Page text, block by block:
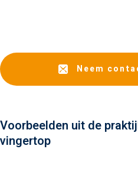
Neem
Voorbeelden uit de
vingertop